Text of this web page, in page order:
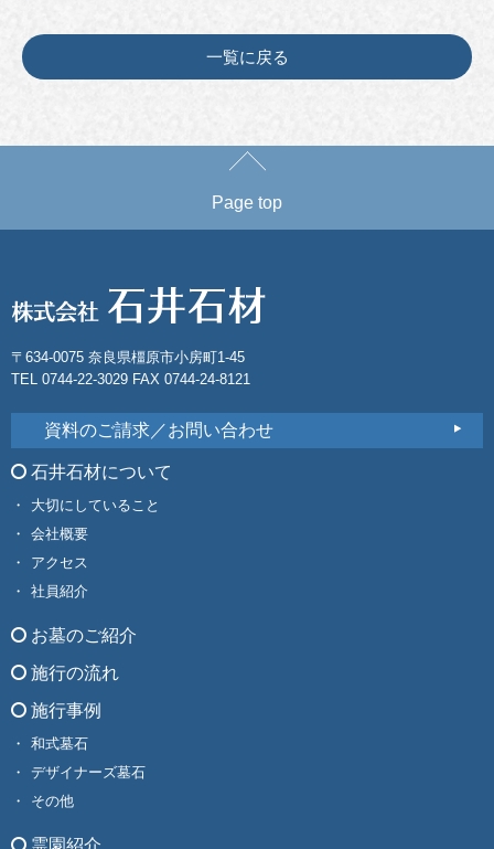
一覧に戻る
Page top
〒634-0075 奈良県橿原市小房町1-45
TEL 0744-22-3029 FAX 0744-24-8121
資料のご請求／お問い合わせ
石井石材について
大切にしていること
会社概要
アクセス
社員紹介
お墓のご紹介
施行の流れ
施行事例
和式墓石
デザイナーズ墓石
その他
霊園紹介